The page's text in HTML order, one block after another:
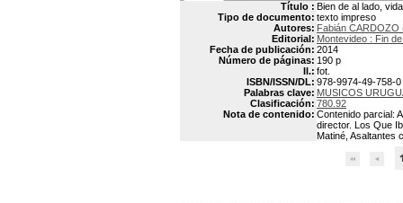
Título : Bien de al lado,
Tipo de documento: texto impreso
Autores: Fabián CARDOZO
Editorial: Montevideo : Fin
Fecha de publicación: 2014
Número de páginas: 190 p
Il.: fot.
ISBN/ISSN/DL: 978-9974-49-758-0
Palabras clave: MUSICOS
Clasificación: 780.92
Nota de contenido: Contenido parcial:
director. Los Que
Matiné, Asaltantes